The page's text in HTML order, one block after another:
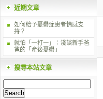
近期文章
如何給予憂鬱症患者情感支
持？
就怕「一打一」：淺談新手爸
爸的「產後憂鬱」
搜尋本站文章